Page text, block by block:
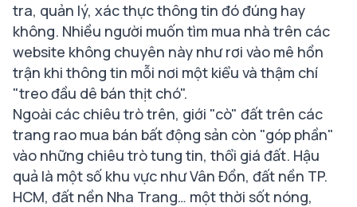
tra, quản lý, xác thực thông tin đó đúng hay
không. Nhiều người muốn tìm mua nhà trên các
website không chuyên này như rơi vào mê hồn
trận khi thông tin mỗi nơi một kiểu và thậm chí
"treo đầu dê bán thịt chó".
Ngoài các chiêu trò trên, giới "cò" đất trên các
trang rao mua bán bất động sản còn "góp phần"
vào những chiêu trò tung tin, thổi giá đất. Hậu
quả là một số khu vực như Vân Đồn, đất nền TP.
HCM, đất nền Nha Trang… một thời sốt nóng,